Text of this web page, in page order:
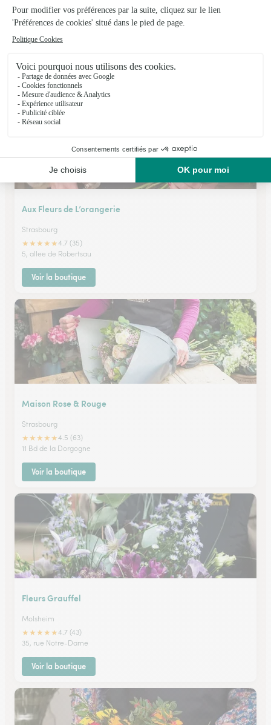
Blumstein Createur Floral
Strasbourg
Voir la boutique
Aux Fleurs de L’orangerie
Strasbourg
★★★★★4.7 (35)
5, allee de Robertsau
Voir la boutique
Maison Rose & Rouge
Strasbourg
★★★★★4.5 (63)
11 Bd de la Dorgogne
Voir la boutique
Fleurs Grauffel
Molsheim
★★★★★4.7 (43)
35, rue Notre-Dame
Voir la boutique